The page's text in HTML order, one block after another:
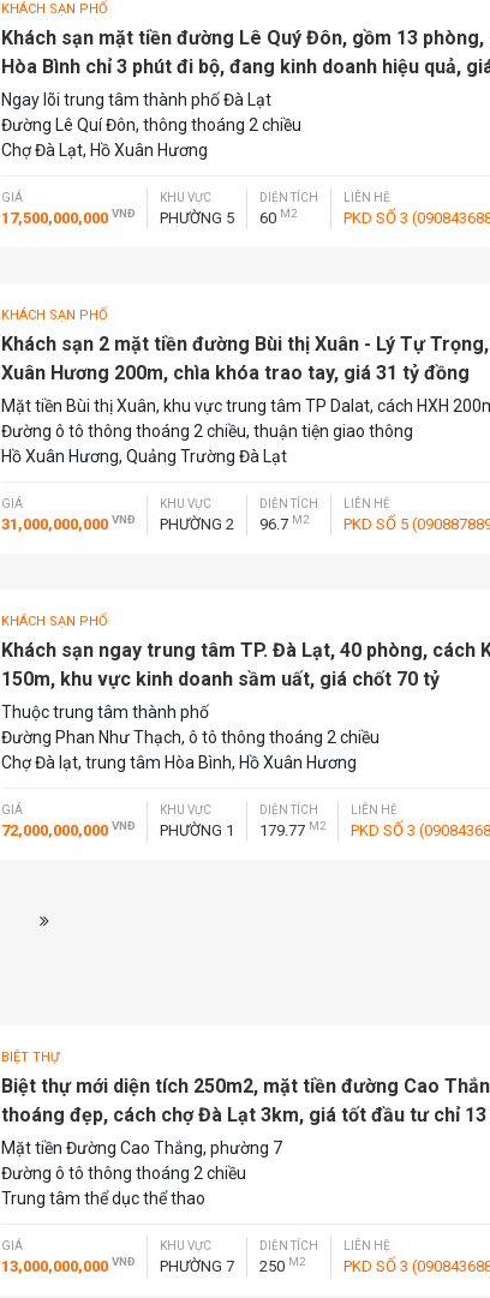
KHÁCH SẠN PHỐ
Khách sạn mặt tiền đường Lê Quý Đôn, gồm 13 phòng,
Hòa Bình chỉ 3 phút đi bộ, đang kinh doanh hiệu quả,
Ngay lõi trung tâm thành phố Đà Lạt
Đường Lê Quí Đôn, thông thoáng 2 chiều
Chợ Đà Lạt, Hồ Xuân Hương
GIÁ
17,500,000,000 VNĐ
KHU VỰC
PHƯỜNG 5
DIỆN TÍCH
60 M2
LIÊN HỆ
PKD SỐ 3
KHÁCH SẠN PHỐ
Khách sạn 2 mặt tiền đường Bùi thị Xuân - Lý Tự
Xuân Hương 200m, chìa khóa trao tay, giá 31 tỷ đồng
Mặt tiền Bùi thị Xuân, khu vực trung tâm TP Dalat, cách HXH
Đường ô tô thông thoáng 2 chiều, thuận tiện giao thông
Hồ Xuân Hương, Quảng Trường Đà Lạt
GIÁ
31,000,000,000 VNĐ
KHU VỰC
PHƯỜNG 2
DIỆN TÍCH
96.7 M2
LIÊN HỆ
PKD SỐ 5
KHÁCH SẠN PHỐ
Khách sạn ngay trung tâm TP. Đà Lạt, 40 phòng, cách
150m, khu vực kinh doanh sầm uất, giá chốt 70 tỷ
Thuộc trung tâm thành phố
Đường Phan Như Thạch, ô tô thông thoáng 2 chiều
Chợ Đà lạt, trung tâm Hòa Bình, Hồ Xuân Hương
GIÁ
72,000,000,000 VNĐ
KHU VỰC
PHƯỜNG 1
DIỆN TÍCH
179.77 M2
LIÊN HỆ
PKD SỐ 3
BIỆT THỰ
Biệt thự mới diện tích 250m2, mặt tiền đường Cao
thoáng đẹp, cách chợ Đà Lạt 3km, giá tốt đầu tư chỉ
Mặt tiền Đường Cao Thắng, phường 7
Đường ô tô thông thoáng 2 chiều
Trung tâm thể dục thể thao
GIÁ
13,000,000,000 VNĐ
KHU VỰC
PHƯỜNG 7
DIỆN TÍCH
250 M2
LIÊN HỆ
PKD SỐ 3